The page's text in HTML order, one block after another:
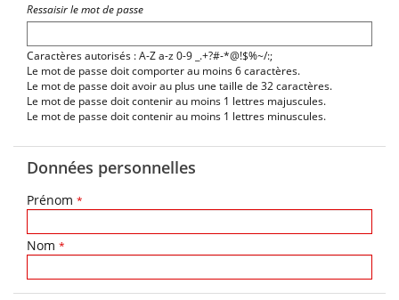
Ressaisir le mot de passe
Caractères autorisés : A-Z a-z 0-9 _.+?#-*@!$%~/:;
Le mot de passe doit comporter au moins 6 caractères.
Le mot de passe doit avoir au plus une taille de 32 caractères.
Le mot de passe doit contenir au moins 1 lettres majuscules.
Le mot de passe doit contenir au moins 1 lettres minuscules.
Données personnelles
Prénom *
Nom *